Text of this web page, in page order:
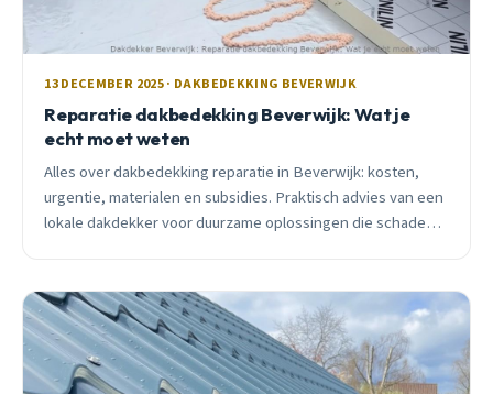
13 DECEMBER 2025 · DAKBEDEKKING BEVERWIJK
Reparatie dakbedekking Beverwijk: Wat je
echt moet weten
Alles over dakbedekking reparatie in Beverwijk: kosten,
urgentie, materialen en subsidies. Praktisch advies van een
lokale dakdekker voor duurzame oplossingen die schade